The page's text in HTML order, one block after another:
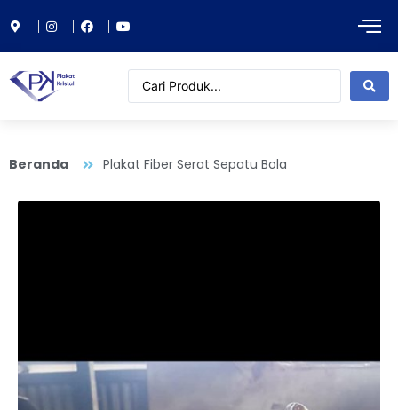
Beranda Plakat Fiber Serat Sepatu Bola